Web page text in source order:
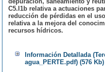
C5.I1b relativa a actuaciones
reducción de pérdidas en el
relativa a la mejora del
recursos hídricos.
Información Detallada
agua_PERTE.pdf) (576 Kb)